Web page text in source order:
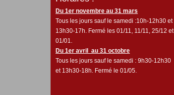
Du 1er novembre au 31 mars
Tous les jours sauf le samedi :10h-12h30 et
13h30-17h. Fermé les 01/11, 11/11, 25/12 et
01/01.
Du 1er avril au 31 octobre
Tous les jours sauf le samedi : 9h30-12h30
et 13h30-18h. Fermé le 01/05.